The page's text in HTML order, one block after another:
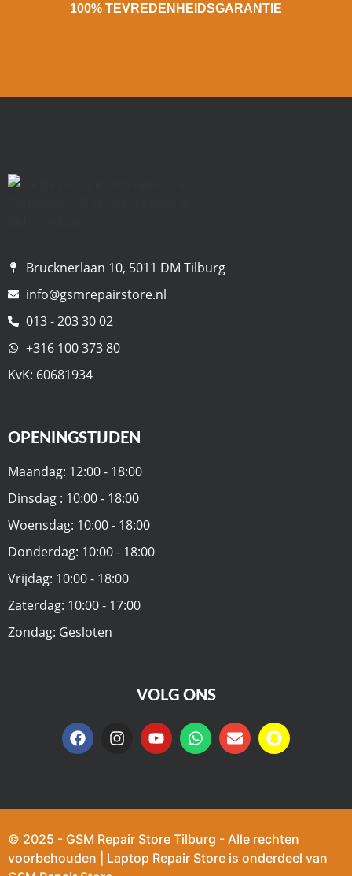
100% TEVREDENHEIDSGARANTIE
Brucknerlaan 10, 5011 DM Tilburg
info@gsmrepairstore.nl
013 - 203 30 02
+316 100 373 80
KvK: 60681934
OPENINGSTIJDEN
Maandag: 12:00 - 18:00
Dinsdag : 10:00 - 18:00
Woensdag: 10:00 - 18:00
Donderdag: 10:00 - 18:00
Vrijdag: 10:00 - 18:00
Zaterdag: 10:00 - 17:00
Zondag: Gesloten
VOLG ONS
© 2025 - GSM Repair Store Tilburg - Alle rechten
voorbehouden | Laptop Repair Store is onderdeel van